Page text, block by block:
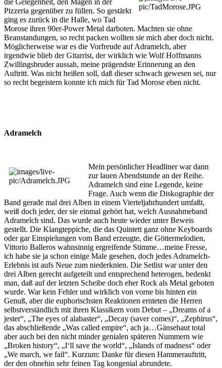
Pizzeria gegenüber zu füllen. So gestärkt
ging es zurück in die Halle, wo Tad
Morose ihren 90er-Power Metal darboten. Machten sie ohne
Beanstandungen, so recht packen wollten sie mich aber doch nicht.
Möglicherweise war es die Vorfreude auf Adramelch, aber
irgendwie blieb der Gitarrist, der wirklich wie Wolf Hoffmanns
Zwillingsbruder aussah, meine prägendste Erinnerung an den
Auftritt. Was nicht heißen soll, daß dieser schwach gewesen sei, nur
so recht begeistern konnte ich mich für Tad Morose eben nicht.
Adramelch
Mein persönlicher Headliner war dann
zur lauen Abendstunde an der Reihe.
Adramelch sind eine Legende, keine
Frage. Auch wenn die Diskographie der
Band gerade mal drei Alben in einem Vierteljahrhundert umfaßt,
weiß doch jeder, der sie einmal gehört hat, welch Ausnahmeband
Adramelch sind. Das wurde auch heute wieder unter Beweis
gestellt. Die Klangteppiche, die das Quintett ganz ohne Keyboards
oder gar Einspielungen vom Band erzeugte, die Göttermelodien,
Vittorio Balleros wahnsinnig ergreifende Stimme…meine Fresse,
ich habe sie ja schon einige Male gesehen, doch jedes Adramelch-
Erlebnis ist aufs Neue zum niederknien. Die Setlist war unter den
drei Alben gerecht aufgeteilt und entsprechend heterogen, bedenkt
man, daß auf der letzten Scheibe doch eher Rock als Metal geboten
wurde. War kein Fehler und wirklich von vorne bis hinten ein
Genuß, aber die euphorischsten Reaktionen ernteten die Herren
selbstverständlich mit ihren Klassikern vom Debut – „Dreams of a
jester“, „The eyes of alabaster“, „Decay (saver comes)“, „Zephirus“,
das abschließende „Was called empire“, ach ja…Gänsehaut total
aber auch bei den nicht minder genialen späteren Nummern wie
„Broken history“, „I‘ll save the world“, „Islands of madness“ oder
„We march, we fail“. Kurzum: Danke für diesen Hammerauftritt,
der den ohnehin sehr feinen Tag kongenial abrundete.